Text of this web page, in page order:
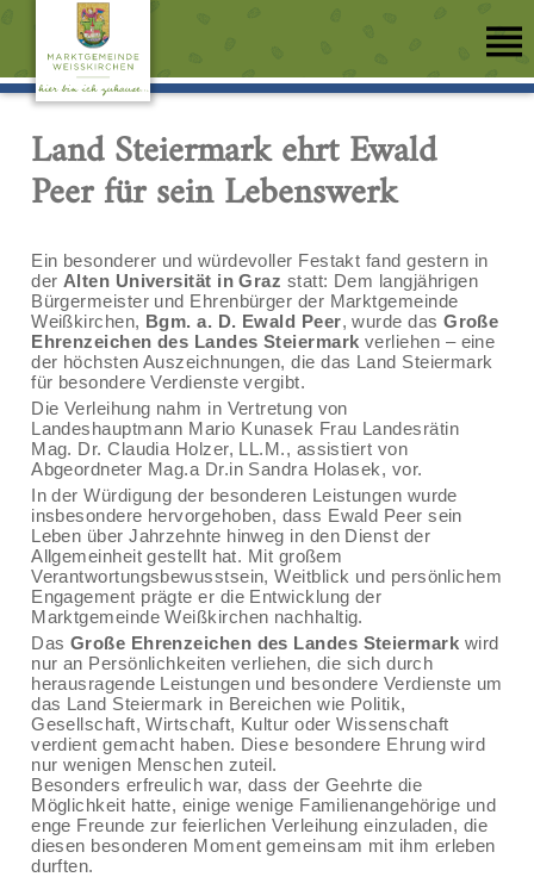
Land Steiermark ehrt Ewald
Peer für sein Lebenswerk
Ein besonderer und würdevoller Festakt fand gestern in
der Alten Universität in Graz statt: Dem langjährigen
Bürgermeister und Ehrenbürger der Marktgemeinde
Weißkirchen, Bgm. a. D. Ewald Peer, wurde dasGroße
Ehrenzeichen des Landes Steiermarkverliehen – eine
der höchsten Auszeichnungen, die das Land Steiermark
für besondere Verdienste vergibt.
Die Verleihung nahm in Vertretung von
Landeshauptmann Mario Kunasek Frau Landesrätin
Mag. Dr. Claudia Holzer, LL.M., assistiert von
Abgeordneter Mag.a Dr.in Sandra Holasek, vor.
In der Würdigung der besonderen Leistungen wurde
insbesondere hervorgehoben, dass Ewald Peer sein
Leben über Jahrzehnte hinweg in den Dienst der
Allgemeinheit gestellt hat. Mit großem
Verantwortungsbewusstsein, Weitblick und persönlichem
Engagement prägte er die Entwicklung der
Marktgemeinde Weißkirchen nachhaltig.
Das Große Ehrenzeichen des Landes Steiermark wird
nur an Persönlichkeiten verliehen, die sich durch
herausragende Leistungen und besondere Verdienste um
das Land Steiermark in Bereichen wie Politik,
Gesellschaft, Wirtschaft, Kultur oder Wissenschaft
verdient gemacht haben. Diese besondere Ehrung wird
nur wenigen Menschen zuteil.
Besonders erfreulich war, dass der Geehrte die
Möglichkeit hatte, einige wenige Familienangehörige und
enge Freunde zur feierlichen Verleihung einzuladen, die
diesen besonderen Moment gemeinsam mit ihm erleben
durften.